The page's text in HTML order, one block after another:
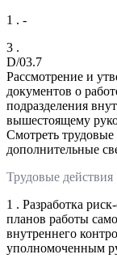
1 . -
3 .
D/03.7
Рассмотрение и
документов о
подразделения
вышестоящему
Смотреть
дополнительные
Трудовые действия
1 . Разработка
планов работы
внутреннего
уполномоченным